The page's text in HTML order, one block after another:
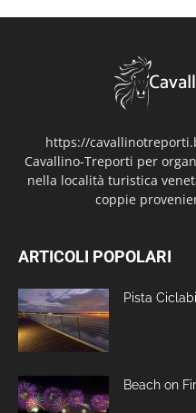
https://
Cavallino-Treporti per
nella località turistica
coppie
ARTICOLI POPOLARI
Pista
Beach on